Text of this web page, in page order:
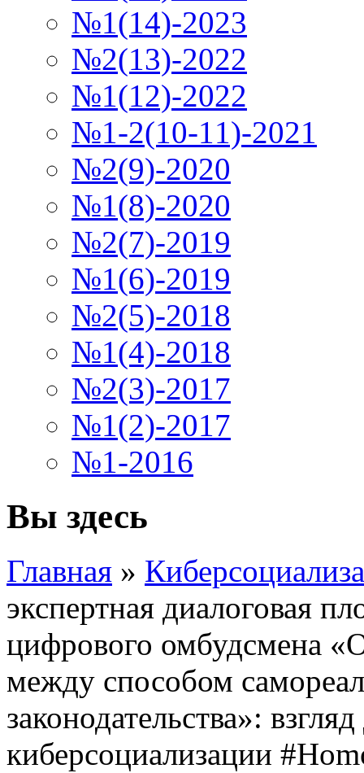
№1(14)-2023
№2(13)-2022
№1(12)-2022
№1-2(10-11)-2021
№2(9)-2020
№1(8)-2020
№2(7)-2019
№1(6)-2019
№2(5)-2018
№1(4)-2018
№2(3)-2017
№1(2)-2017
№1-2016
Вы здесь
Главная »
экспертная диалоговая
цифрового омбудсмена
между способом
законодательства»:
киберсоциализации